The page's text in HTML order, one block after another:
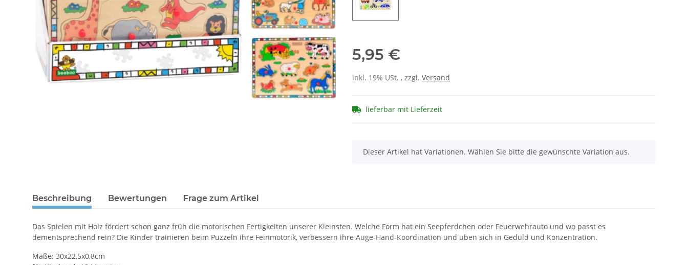
5,95 €
inkl. 19% USt. , zzgl. Versand
lieferbar mit Lieferzeit
x
Dieser Artikel hat Variationen. Wählen Sie bitte die gewünschte Variation aus.
Beschreibung Bewertungen Frage zum Artikel
Das Spielen mit Holz fördert schon ganz früh die motorischen Fertigkeiten unserer Kleinsten. Welche Form hat ein Seepferdchen oder Feuerwehrauto und wo passt es
dementsprechend rein? Die Kinder trainieren beim Puzzeln ihre Feinmotorik, verbessern ihre Auge-Hand-Koordination und üben sich in Geduld und Konzentration.
Maße: 30x22,5x0,8cm